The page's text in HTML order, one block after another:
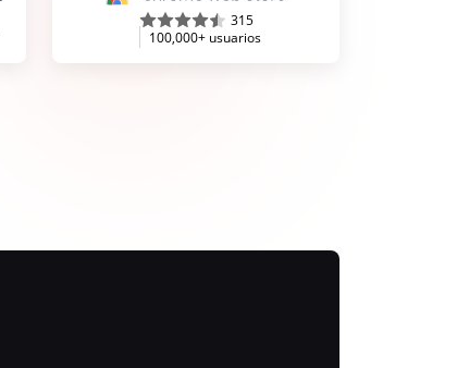
315
100,000+ usuarios